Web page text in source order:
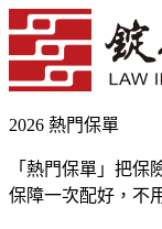
2026 熱門保單
「熱門保單」把保
保障一次配好，不